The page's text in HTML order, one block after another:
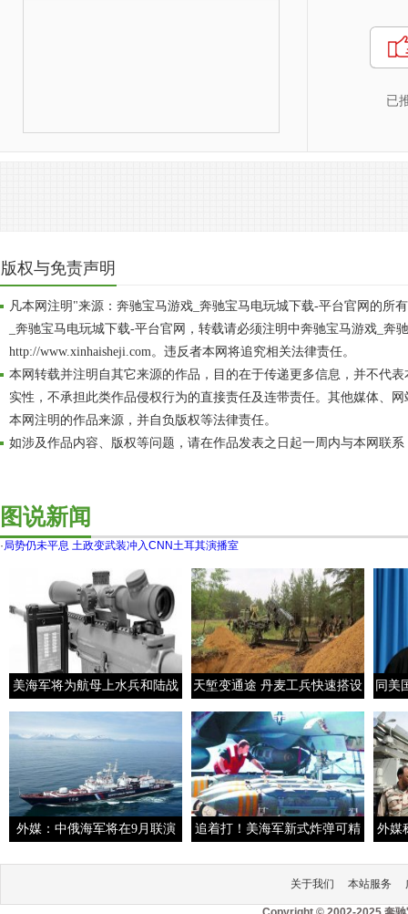
已
版权与免责声明
凡本网注明"来源：奔驰宝马游戏_奔驰宝马电玩城下载-平台官网的所
_奔驰宝马电玩城下载-平台官网，转载请必须注明中奔驰宝马游戏_奔
http://www.xinhaisheji.com。违反者本网将追究相关法律责任。
本网转载并注明自其它来源的作品，目的在于传递更多信息，并不代
实性，不承担此类作品侵权行为的直接责任及连带责任。其他媒体、
本网注明的作品来源，并自负版权等法律责任。
如涉及作品内容、版权等问题，请在作品发表之日起一周内与本网联
图说新闻
·局势仍未平息 土政变武装冲入CNN土耳其演播室
美海军将为航母上水兵和陆战
队员配智能手机
天堑变通途 丹麦工兵快速搭设
钢桥全记录
同美
外媒：中俄海军将在9月联演
追着打！美海军新式炸弹可精
外媒
关于我们 本站服务